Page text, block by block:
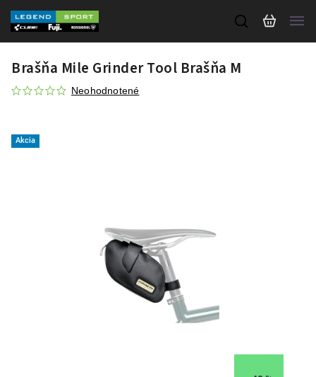
Brašňa Mile Grinder Tool Brašňa M
Neohodnotené
Akcia